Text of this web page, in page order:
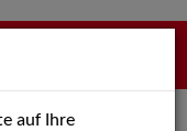
auf Ihre